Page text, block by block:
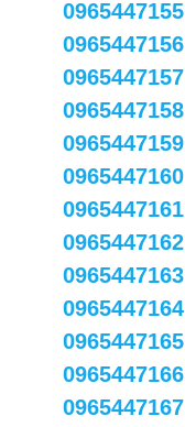
0965447155
0965447156
0965447157
0965447158
0965447159
0965447160
0965447161
0965447162
0965447163
0965447164
0965447165
0965447166
0965447167